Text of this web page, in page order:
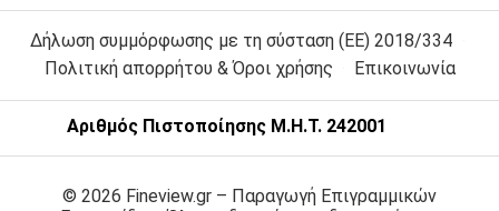
Δήλωση συμμόρφωσης με τη σύσταση (ΕΕ) 2018/334
Πολιτική απορρήτου & Όροι χρήσης
Επικοινωνία
Αριθμός Πιστοποίησης Μ.Η.Τ. 242001
© 2026 Fineview.gr – Παραγωγή Επιγραμμικών